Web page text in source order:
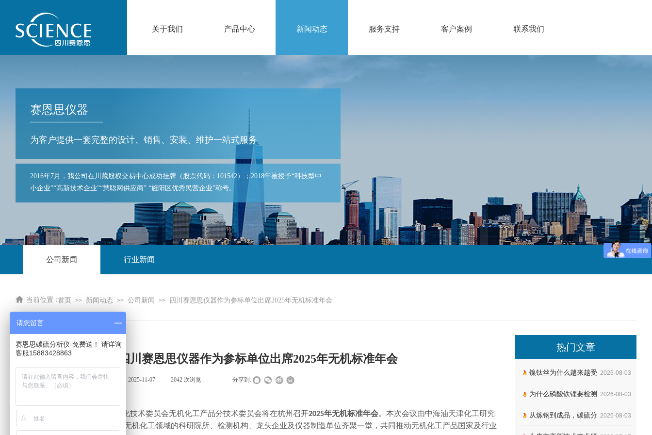
关于我们 产品中心 新闻动态 服务支持 客户案例 联系我们
赛恩思仪器
2016年7月，我公司在川藏股权交易中心成功挂牌（股票代码：101542）；2018年被授予“科技型中
小企业”“高新技术企业”“慧聪网供应商” “旌阳区优秀民营企业”称号。
为客户提供一套完整的设计、销售、安装、维护一站式服务
公司新闻 行业新闻
首页 >> 新闻动态 >> 公司新闻 >> 四川赛恩思仪器作为参标单位出席2025年无机标准年会
当前位置：
热门文章
镍钛丝为什么越来越受 2026-08-03
为什么磷酸铁锂要检测 2026-08-03
从炼钢到成品，碳硫分 2026-08-03
四川赛恩思仪器作为参标单位出席2025年无机标准年会
来源: | 作者: 四川赛恩思 | 发布时间: 2025-11-07 2042 次浏览 分享到:
2025 月，全国化学标准化技术委员会无机化工产品分技术委员会将在杭州召开2025年无机标准年会。本次会议由中海油天津化工研究
设计院有限公司主办，来自全国无机化工领域的科研院所、检测机构、龙头企业及仪器制造单位齐聚一堂，共同推动无机化工产品国家及行业
请您留言
赛恩思碳硫分析仪-免费送！ ​请详询
客服15883428863